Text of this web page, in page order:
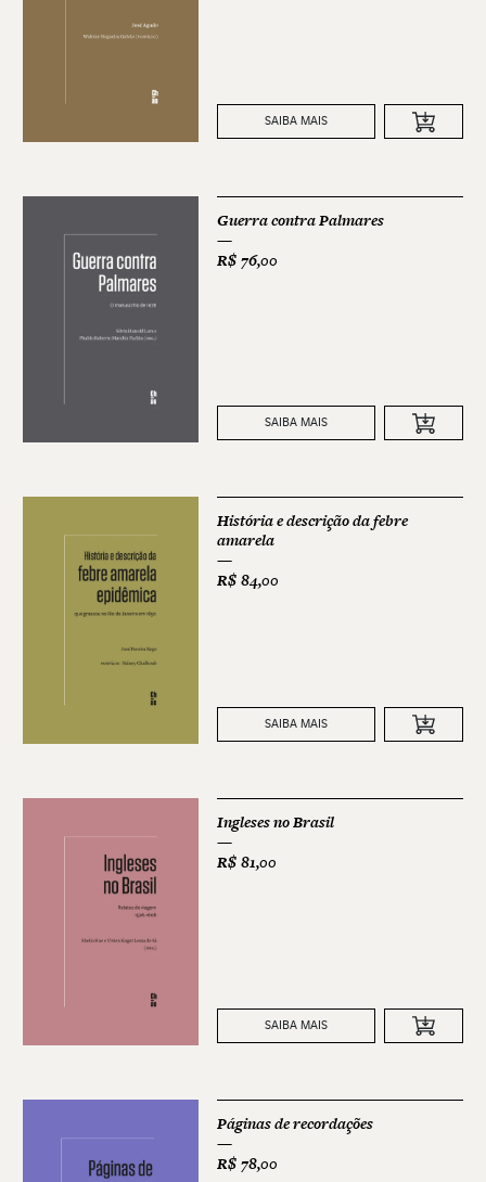
SAIBA MAIS
Guerra contra Palmares
R$ 76,00
SAIBA MAIS
História e descrição da febre
amarela
R$ 84,00
SAIBA MAIS
Ingleses no Brasil
R$ 81,00
SAIBA MAIS
Páginas de recordações
R$ 78,00